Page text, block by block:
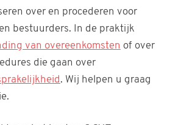
over en procederen voor
bestuurders. In de praktijk
van overeenkomsten of over
die gaan over
. Wij helpen u graag